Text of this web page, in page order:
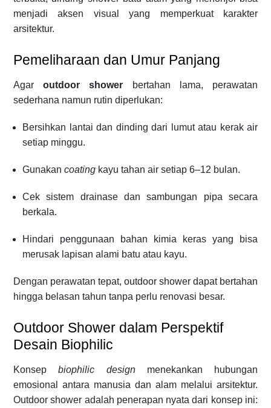
menjadi aksen visual yang memperkuat karakter
arsitektur.
Pemeliharaan dan Umur Panjang
Agaroutdoor shower bertahan lama, perawatan
sederhana namun rutin diperlukan:
Bersihkan lantai dan dinding dari lumut atau kerak air
setiap minggu.
Gunakan coating kayu tahan air setiap 6–12 bulan.
Cek sistem drainase dan sambungan pipa secara
berkala.
Hindari penggunaan bahan kimia keras yang bisa
merusak lapisan alami batu atau kayu.
Dengan perawatan tepat, outdoor shower dapat bertahan
hingga belasan tahun tanpa perlu renovasi besar.
Outdoor Shower dalam Perspektif
Desain Biophilic
Konsepbiophilic designmenekankan hubungan
emosional antara manusia dan alam melalui arsitektur.
Outdoor shower adalah penerapan nyata dari konsep ini: